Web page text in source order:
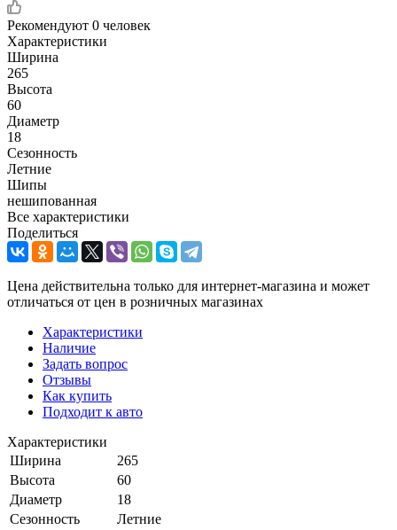
Рекомендуют 0 человек
Характеристики
Ширина
265
Высота
60
Диаметр
18
Сезонность
Летние
Шипы
нешипованная
Все характеристики
Поделиться
Цена действительна только для интернет-магазина и может
отличаться от цен в розничных магазинах
Характеристики
Наличие
Задать вопрос
Отзывы
Как купить
Подходит к авто
Характеристики
Ширина
265
Высота
60
Диаметр
18
Сезонность
Летние